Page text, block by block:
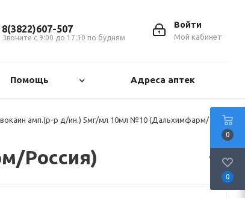
Войти
Мой кабинет
8(3822)607-507
Звоните с 9:00 до 17:30 по будням
Помощь Адреса аптек
амп.(р-р д/ин.) 5мг/мл 10мл №10 (Дальхимфарм/
Россия)
0
0